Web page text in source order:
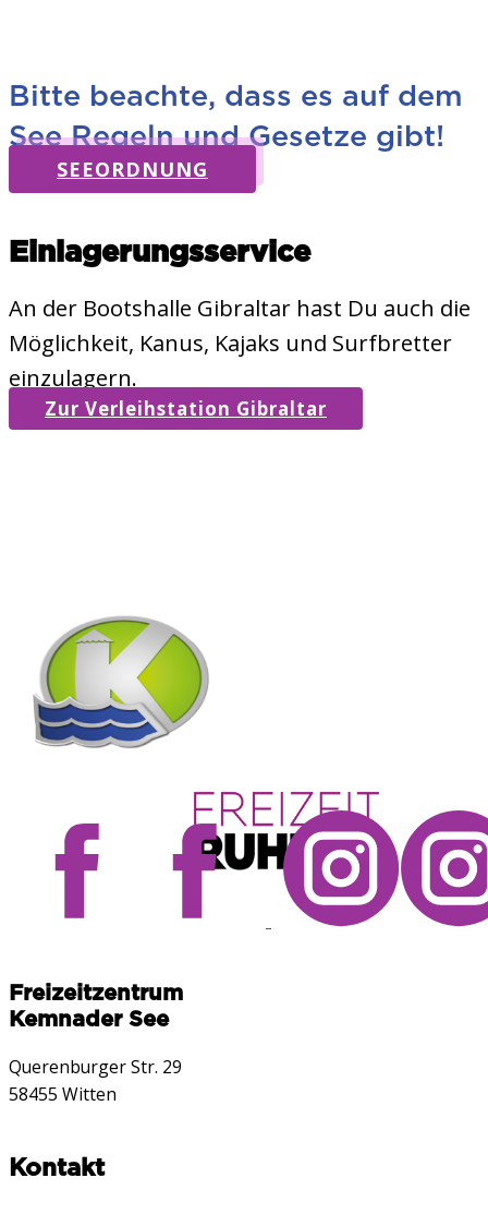
Bitte beachte, dass es auf dem
See Regeln und Gesetze gibt!
SEEORDNUNG
Einlagerungsservice
An der Bootshalle Gibraltar hast Du auch die
Möglichkeit, Kanus, Kajaks und Surfbretter
einzulagern.
Zur Verleihstation Gibraltar
Freizeitzentrum
Kemnader See
Querenburger Str. 29
58455 Witten
Kontakt